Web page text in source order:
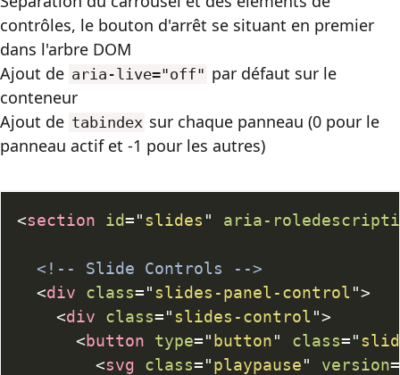
contrôles, le bouton d'arrêt se situant en premier
dans l'arbre DOM
Ajout de aria-live="off" par défaut sur le
conteneur
Ajout de tabindex sur chaque panneau (0 pour le
panneau actif et -1 pour les autres)
<section id="slides " aria-
<!-- Slide Controls -->
<div class="slides-panel-control ">
<div class="slides-control ">
<button type="button" class="
<svg class="playpause" version=